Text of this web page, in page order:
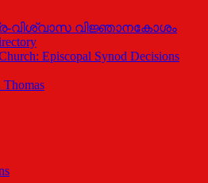
വിശ്വാസ വിജ്ഞാനകോശം
Episcopal Synod Decisions